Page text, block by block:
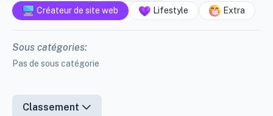
Créateur de site web
Lifestyle Extra
Sous catégories:
Pas de sous catégorie
Classement